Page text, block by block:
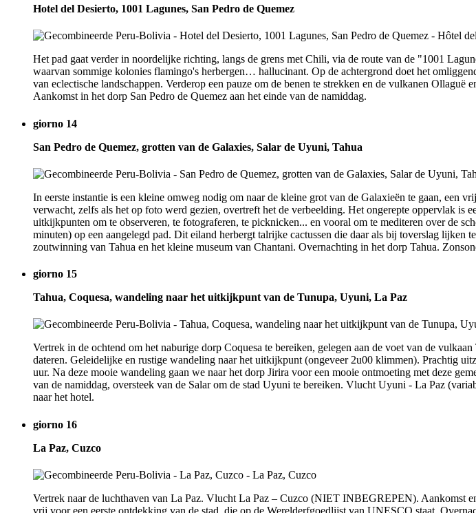
Hotel del Desierto, 1001 Lagunes, San Pedro de Quemez
Het pad gaat verder in noordelijke richting, langs de grens met Chili, via de route van de "1001
waarvan sommige kolonies flamingo's herbergen… hallucinant. Op de achtergrond doet het
van eclectische landschappen. Verderop een pauze om de benen te strekken en de vulkanen
Aankomst in het dorp San Pedro de Quemez aan het einde van de namiddag.
giorno 14
San Pedro de Quemez, grotten van de Galaxies, Salar de Uyuni, Tahua
In eerste instantie is een kleine omweg nodig om naar de kleine grot van de Galaxieën te gaan, een
verwacht, zelfs als het op foto werd gezien, overtreft het de verbeelding. Het ongerepte oppervlak is
uitkijkpunten om te observeren, te fotograferen, te picknicken... en vooral om te mediteren over de
minuten) op een aangelegd pad. Dit eiland herbergt talrijke cactussen die daar als bij toverslag
zoutwinning van Tahua en het kleine museum van Chantani. Overnachting in het dorp Tahua.
giorno 15
Tahua, Coquesa, wandeling naar het uitkijkpunt van de Tunupa, Uyuni, La Paz
Vertrek in de ochtend om het naburige dorp Coquesa te bereiken, gelegen aan de voet van de
dateren. Geleidelijke en rustige wandeling naar het uitkijkpunt (ongeveer 2u00 klimmen). Prachtig
uur. Na deze mooie wandeling gaan we naar het dorp Jirira voor een mooie ontmoeting met deze
van de namiddag, oversteek van de Salar om de stad Uyuni te bereiken. Vlucht Uyuni - La Paz
naar het hotel.
giorno 16
La Paz, Cuzco
Vertrek naar de luchthaven van La Paz. Vlucht La Paz – Cuzco (NIET INBEGREPEN). Aankomst
vrij voor een eerste ontdekking van de stad, die op de Werelderfgoedlijst van UNESCO staat.